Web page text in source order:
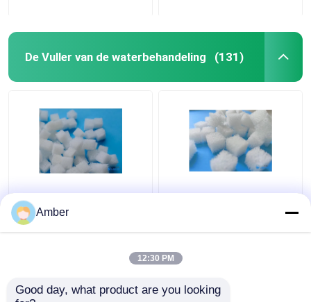
De Vuller van de waterbehandeling (131)
PCG-Grote Grootte van
Biocarriers
Aquaporousgel van het
Het Samengestelde Gel
Amber
12:30 PM
Good day, what product are you looking